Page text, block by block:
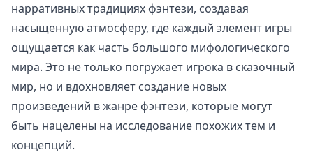
нарративных традициях фэнтези, создавая
насыщенную атмосферу, где каждый элемент игры
ощущается как часть большого мифологического
мира. Это не только погружает игрока в сказочный
мир, но и вдохновляет создание новых
произведений в жанре фэнтези, которые могут
быть нацелены на исследование похожих тем и
концепций.